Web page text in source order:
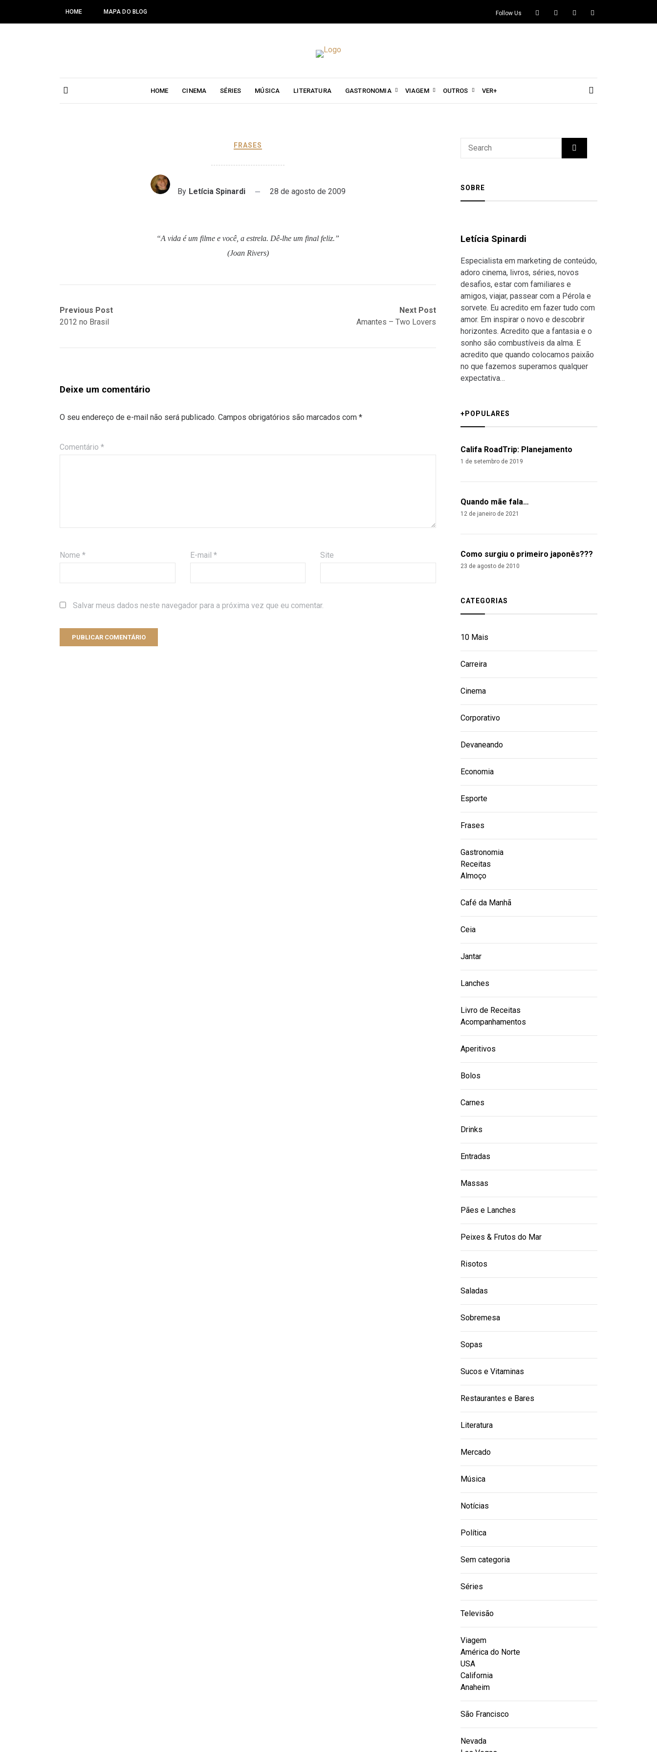
HOME MAPA DO BLOG Follow Us
HOME CINEMA SÉRIES MÚSICA LITERATURA GASTRONOMIA VIAGEM OUTROS VER+
FRASES
By Letícia Spinardi 28 de agosto de 2009
“A vida é um filme e você, a estrela. Dê-lhe um final feliz.”
(Joan Rivers)
Previous Post
2012 no Brasil
Next Post
Amantes – Two Lovers
Deixe um comentário
O seu endereço de e-mail não será publicado. Campos obrigatórios são marcados com *
Comentário *
Nome * E-mail * Site
Salvar meus dados neste navegador para a próxima vez que eu comentar.
SOBRE
Letícia Spinardi
Especialista em marketing de conteúdo,
adoro cinema, livros, séries, novos
desafios, estar com familiares e
amigos, viajar, passear com a Pérola e
sorvete. Eu acredito em fazer tudo com
amor. Em inspirar o novo e descobrir
horizontes. Acredito que a fantasia e o
sonho são combustíveis da alma. E
acredito que quando colocamos paixão
no que fazemos superamos qualquer
expectativa…
+POPULARES
Califa RoadTrip: Planejamento
1 de setembro de 2019
Quando mãe fala…
12 de janeiro de 2021
Como surgiu o primeiro japonês???
23 de agosto de 2010
CATEGORIAS
10 Mais
Carreira
Cinema
Corporativo
Devaneando
Economia
Esporte
Frases
Gastronomia
Receitas
Almoço
Café da Manhã
Ceia
Jantar
Lanches
Livro de Receitas
Acompanhamentos
Aperitivos
Bolos
Carnes
Drinks
Entradas
Massas
Pães e Lanches
Peixes & Frutos do Mar
Risotos
Saladas
Sobremesa
Sopas
Sucos e Vitaminas
Restaurantes e Bares
Literatura
Mercado
Música
Notícias
Política
Sem categoria
Séries
Televisão
Viagem
América do Norte
USA
California
Anaheim
São Francisco
Nevada